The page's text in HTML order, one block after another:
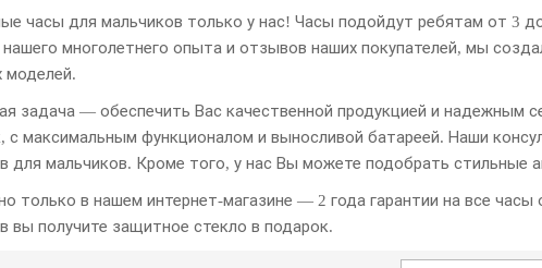
часы для мальчиков только у нас! Часы подойдут ребятам от 3
нашего многолетнего опыта и отзывов наших покупателей, мы
моделей.
задача — обеспечить Вас качественной продукцией и надежным
с максимальным функционалом и выносливой батареей. Наши
для мальчиков. Кроме того, у нас Вы можете подобрать стильные
только в нашем интернет-магазине — 2 года гарантии на все
вы получите защитное стекло в подарок.